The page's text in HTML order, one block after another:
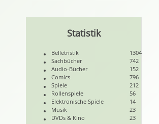
Statistik
Belletristik
1304
Sachbücher
742
Audio-Bücher
152
Comics
796
Spiele
212
Rollenspiele
56
Elektronische Spiele
14
Musik
23
DVDs & Kino
23